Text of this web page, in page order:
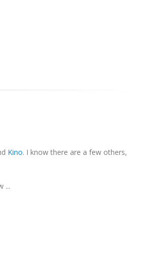
Kino. I know there are a few others,
...